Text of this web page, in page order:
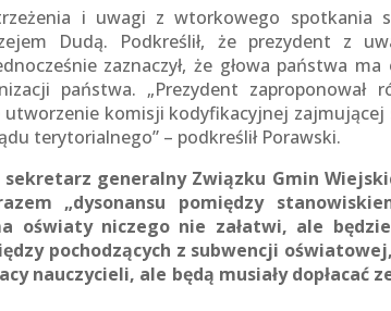
i uwagi z wtorkowego spotkania
Dudą. Podkreślił, że prezydent z
zaznaczył, że głowa państwa
państwa. „Prezydent
utworzenie komisji kodyfikacyjnej
terytorialnego” – podkreślił Porawski.
generalny Związku Gmin
„dysonansu pomiędzy
oświaty niczego nie załatwi, ale
pochodzących z subwencji
nauczycieli, ale będą musiały dopłacać